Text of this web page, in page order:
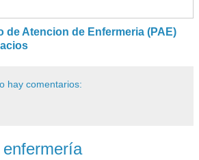
de Atencion de Enfermeria (PAE)
hay comentarios: